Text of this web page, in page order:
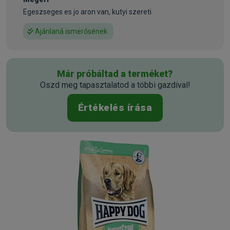
készül
Baromfifehérje*, búzaliszt, teljes kiőrlésű kukorica, teljes
kiőrlésű búza, kukoricaliszt, zabliszt, teljes kiőrlésű árpa,
rizsliszt, baromfizsír, húsliszt, marhazsír, halliszt,
májhidrolizátum, hemoglobin*, töpörtyű, melaszos
cukorrépaszelet* (cukormentesített), almatörköly* (0,6%),
élesztő* (0,4%), túró* (0,3%), nátrium-klorid, spenótliszt
(0,08%), lucerna* (0,08%), zöld zab*, napraforgó*, zsázsa*
petrezselyem*, répa* (0,04%), cékla*, rizsliszt (erjesztett),
(gyógynövények összesen: 0,3%);
Analitikai összetevők:
Nyersfehérje 23,0%, nyerszsír 10,0%, nyersrost 3,0%,
nyershamu 6,0%, kalcium 1,4%, foszfor
Már próbáltad a terméket?
Oszd meg tapasztalatod a többi gazdival!
Értékelés írása
Egeszseges es jo aron van, kutyi szereti
Ajánlaná ismerősének